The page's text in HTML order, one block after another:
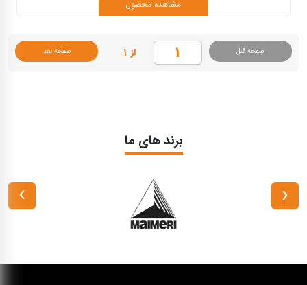
مشاهده محصول
صفحه قبل از ۱ صفحه بعد
برند های ما
‹
›